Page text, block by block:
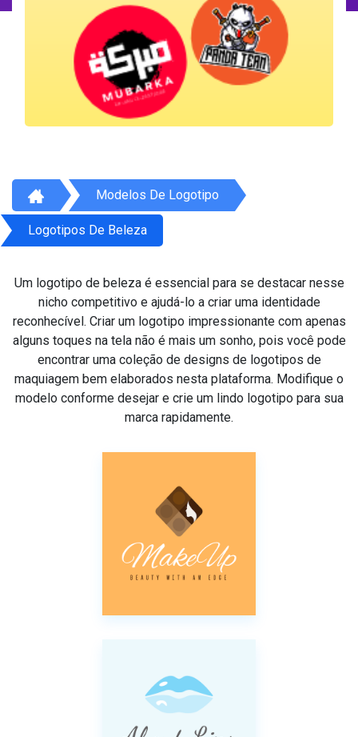
Modelos De Logotipo
Logotipos De Beleza
Um logotipo de beleza é essencial para se destacar nesse
nicho competitivo e ajudá-lo a criar uma identidade
reconhecível. Criar um logotipo impressionante com apenas
alguns toques na tela não é mais um sonho, pois você pode
encontrar uma coleção de designs de logotipos de
maquiagem bem elaborados nesta plataforma. Modifique o
modelo conforme desejar e crie um lindo logotipo para sua
marca rapidamente.